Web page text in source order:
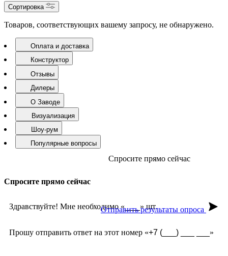
Сверхтяжёлые люки класса
E600 — для максимальных
нагрузок
Сортировка
Товаров, соответствующих вашему запросу, не обнаружено.
Оплата и доставка
Конструктор
Отзывы
Визуализация
Популярные вопросы